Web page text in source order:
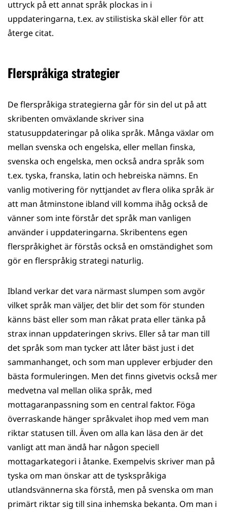
uttryck på ett annat språk plockas in i
uppdateringarna, t.ex. av stilistiska skäl eller för att
återge citat.
Flerspråkiga strategier
De flerspråkiga strategierna går för sin del ut på att
skribenten omväxlande skriver sina
statusuppdateringar på olika språk. Många växlar om
mellan svenska och engelska, eller mellan finska,
svenska och engelska, men också andra språk som
t.ex. tyska, franska, latin och hebreiska nämns. En
vanlig motivering för nyttjandet av flera olika språk är
att man åtminstone ibland vill komma ihåg också de
vänner som inte förstår det språk man vanligen
använder i uppdateringarna. Skribentens egen
flerspråkighet är förstås också en omständighet som
gör en flerspråkig strategi naturlig.
Ibland verkar det vara närmast slumpen som avgör
vilket språk man väljer, det blir det som för stunden
känns bäst eller som man råkat prata eller tänka på
strax innan uppdateringen skrivs. Eller så tar man till
det språk som man tycker att låter bäst just i det
sammanhanget, och som man upplever erbjuder den
bästa formuleringen. Men det finns givetvis också mer
medvetna val mellan olika språk, med
mottagaranpassning som en central faktor. Föga
överraskande hänger språkvalet ihop med vem man
riktar statusen till. Även om alla kan läsa den är det
vanligt att man ändå har någon speciell
mottagarkategori i åtanke. Exempelvis skriver man på
tyska om man önskar att de tyskspråkiga
utlandsvännerna ska förstå, men på svenska om man
primärt riktar sig till sina inhemska bekanta. Om man i